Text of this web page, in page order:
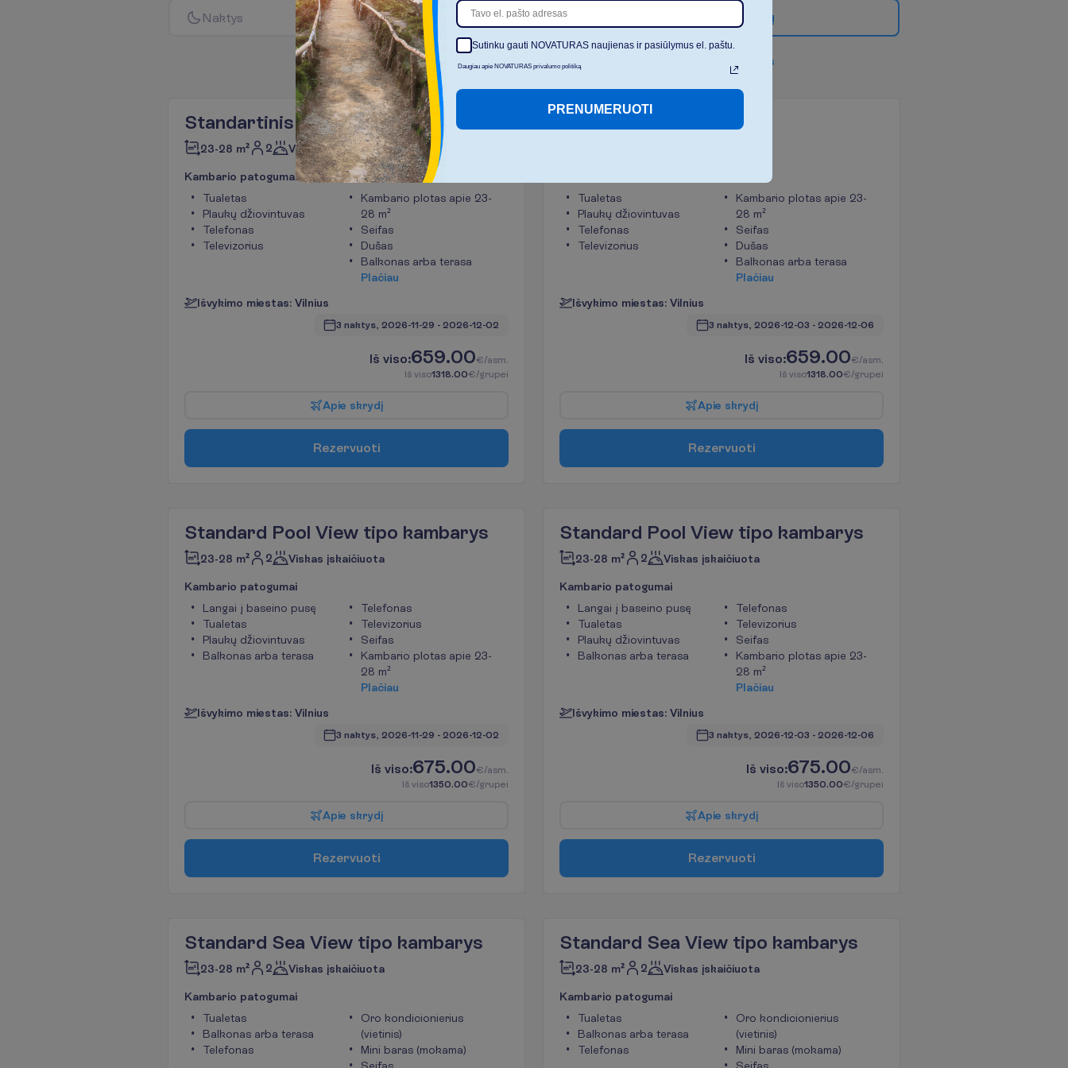
Naktys ų
s
Standartinis kambarys
23-28 m² 2 Viskas įskaičiuota
Kambario patogumai
Tualetas
Plaukų džiovintuvas
Telefonas
Televizorius
Kambario plotas apie 23-
28 m²
Seifas
Dušas
Balkonas arba terasa
Plačiau
Išvykimo miestas: Vilnius
3 naktys, 2026-11-29 - 2026-12-02
Iš viso:659.00€/asm.
Iš viso1318.00€/grupei
Apie skrydį
Rezervuoti
Standartinis kambarys
Tualetas
Plaukų džiovintuvas
Telefonas
Televizorius
Kambario plotas apie 23-
28 m²
Seifas
Dušas
Balkonas arba terasa
Plačiau
Išvykimo miestas: Vilnius
3 naktys, 2026-12-03 - 2026-12-06
Iš viso:659.00€/asm.
Iš viso1318.00€/grupei
Apie skrydį
Rezervuoti
Standard Pool View tipo kambarys
23-28 m² 2 Viskas įskaičiuota
Kambario patogumai
Langai į baseino pusę
Tualetas
Plaukų džiovintuvas
Balkonas arba terasa
Telefonas
Televizorius
Seifas
Kambario plotas apie 23-
28 m²
Plačiau
Išvykimo miestas: Vilnius
3 naktys, 2026-11-29 - 2026-12-02
Iš viso:675.00€/asm.
Iš viso1350.00€/grupei
Apie skrydį
Rezervuoti
Standard Pool View tipo kambarys
23-28 m² 2 Viskas įskaičiuota
Kambario patogumai
Langai į baseino pusę
Tualetas
Plaukų džiovintuvas
Balkonas arba terasa
Telefonas
Televizorius
Seifas
Kambario plotas apie 23-
28 m²
Plačiau
Išvykimo miestas: Vilnius
3 naktys, 2026-12-03 - 2026-12-06
Iš viso:675.00€/asm.
Iš viso1350.00€/grupei
Apie skrydį
Rezervuoti
Standard Sea View tipo kambarys
23-28 m² 2 Viskas įskaičiuota
Kambario patogumai
Tualetas
Balkonas arba terasa
Telefonas
Oro kondicionierius
(vietinis)
Mini baras (mokama)
Standard Sea View tipo kambarys
23-28 m² 2 Viskas įskaičiuota
Kambario patogumai
Tualetas
Balkonas arba terasa
Telefonas
Oro kondicionierius
(vietinis)
Mini baras (mokama)
Sutinku gauti NOVATURAS naujienas ir pasiūlymus el. paštu.
Daugiau apie NOVATURAS privalumo politiką
PRENUMERUOTI